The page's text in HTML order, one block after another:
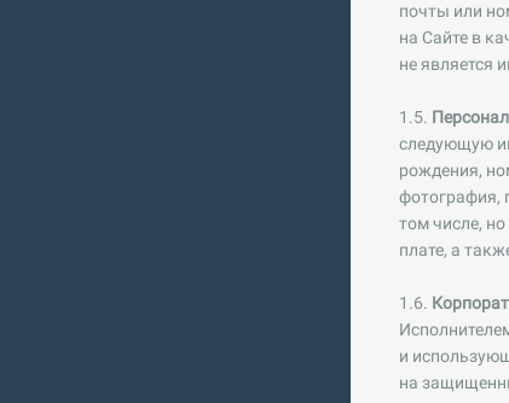
почты или
на Сайте в
не является
1.5.
следующую
рождения,
фотография,
том числе,
плате, а
1.6.
и
на